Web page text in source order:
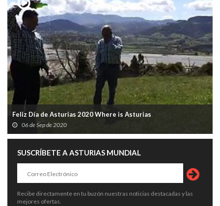
Feliz Día de Asturias 2020 Where is Asturias
06 de Sep de 2020
SUSCRÍBETE A ASTURIAS MUNDIAL
Recibe directamente en tu buzón nuestras noticias destacadas y las
mejores ofertas.